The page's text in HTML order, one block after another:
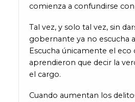
comienza a confundirse
Tal vez, y solo tal vez, sin
gobernante ya no escucha
Escucha únicamente el eco
aprendieron que decir la
el cargo.
Cuando aumentan los